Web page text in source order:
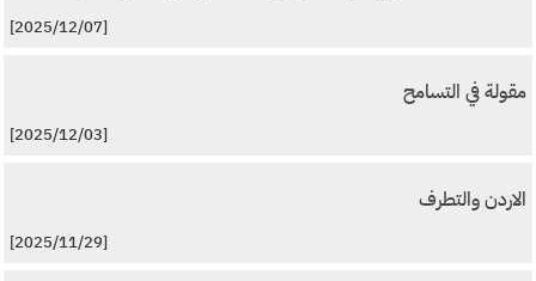
[2025/12/07]
مقولة في التسامح
[2025/12/03]
الاردن والتطرف
[2025/11/29]